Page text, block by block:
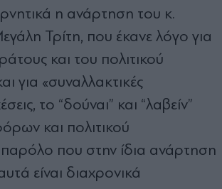
η ανάρτηση του κ.
Τρίτη, που έκανε λόγο για
και του πολιτικού
για «συναλλακτικές
το “δούναι” και “λαβείν”
και πολιτικού
που στην ίδια ανάρτηση
είναι διαχρονικά